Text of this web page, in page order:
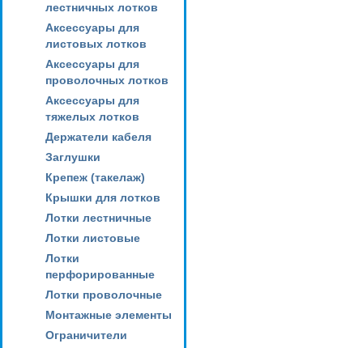
лестничных лотков
Аксессуары для
листовых лотков
Аксессуары для
проволочных лотков
Аксессуары для
тяжелых лотков
Держатели кабеля
Заглушки
Крепеж (такелаж)
Крышки для лотков
Лотки лестничные
Лотки листовые
Лотки
перфорированные
Лотки проволочные
Монтажные элементы
Ограничители